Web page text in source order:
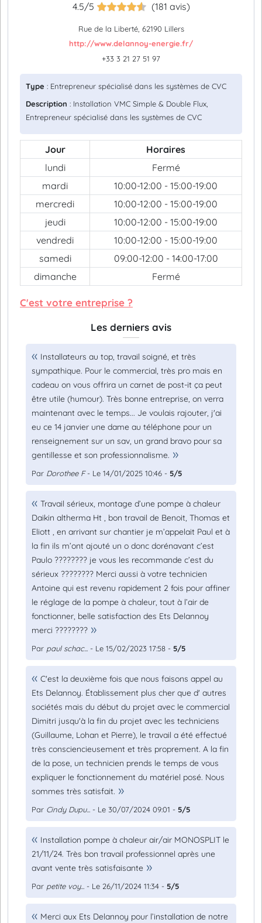
4.5/5 (181 avis)
Rue de la Liberté, 62190 Lillers
http://www.delannoy-energie.fr/
+33 3 21 27 51 97
Type : Entrepreneur spécialisé dans les systèmes de CVC
Description : Installation VMC Simple & Double Flux,
Entrepreneur spécialisé dans les systèmes de CVC
Jour
Horaires
lundi
Fermé
mardi
10:00-12:00 - 15:00-19:00
mercredi
10:00-12:00 - 15:00-19:00
jeudi
10:00-12:00 - 15:00-19:00
vendredi
10:00-12:00 - 15:00-19:00
samedi
09:00-12:00 - 14:00-17:00
dimanche
Fermé
C'est votre entreprise ?
Les derniers avis
Installateurs au top, travail soigné, et très
sympathique. Pour le commercial, très pro mais en
cadeau on vous offrira un carnet de post-it ça peut
être utile (humour). Très bonne entreprise, on verra
maintenant avec le temps... Je voulais rajouter, j'ai
eu ce 14 janvier une dame au téléphone pour un
renseignement sur un sav, un grand bravo pour sa
gentillesse et son professionnalisme.
Par Dorothee F- Le 14/01/2025 10:46 - 5/5
Travail sérieux, montage d’une pompe à chaleur
Daikin altherma Ht , bon travail de Benoit, Thomas et
Eliott , en arrivant sur chantier je m’appelait Paul et à
la fin ils m’ont ajouté un o donc dorénavant c’est
Paulo ???????? je vous les recommande c’est du
sérieux ???????? Merci aussi à votre technicien
Antoine qui est revenu rapidement 2 fois pour affiner
le réglage de la pompe à chaleur, tout à l’air de
fonctionner, belle satisfaction des Ets Delannoy
merci ????????
Par paul schac... - Le 15/02/2023 17:58 - 5/5
C'est la deuxième fois que nous faisons appel au
Ets Delannoy. Établissement plus cher que d' autres
sociétés mais du début du projet avec le commercial
Dimitri jusqu'à la fin du projet avec les techniciens
(Guillaume, Lohan et Pierre), le travail a été effectué
très consciencieusement et très proprement. A la fin
de la pose, un technicien prends le temps de vous
expliquer le fonctionnement du matériel posé. Nous
sommes très satisfait.
Par Cindy Dupu... - Le 30/07/2024 09:01 - 5/5
Installation pompe à chaleur air/air MONOSPLIT le
21/11/24. Très bon travail professionnel après une
avant vente très satisfaisante
Par petite voy... - Le 26/11/2024 11:34 - 5/5
Merci aux Ets Delannoy pour l’installation de notre